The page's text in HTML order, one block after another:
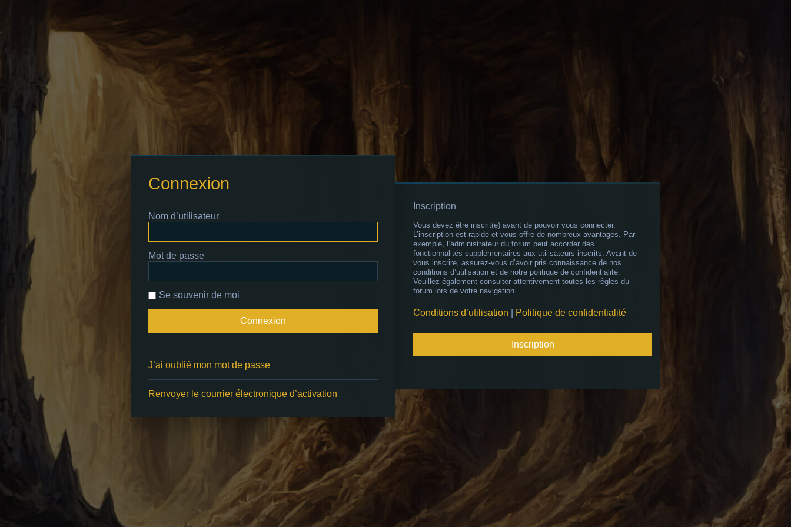
Connexion
Nom d’utilisateur
Mot de passe
Se souvenir de moi
J’ai oublié mon mot de passe
Renvoyer le courrier électronique d’activation
Inscription
Vous devez être inscrit(e) avant de pouvoir vous connecter.
L’inscription est rapide et vous offre de nombreux avantages. Par
exemple, l’administrateur du forum peut accorder des
fonctionnalités supplémentaires aux utilisateurs inscrits. Avant de
vous inscrire, assurez-vous d’avoir pris connaissance de nos
conditions d’utilisation et de notre politique de confidentialité.
Veuillez également consulter attentivement toutes les règles du
forum lors de votre navigation.
Conditions d’utilisation Politique de confidentialité
Inscription